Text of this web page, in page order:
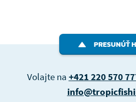
PRESUNÚŤ
Volajte na +421 220 570